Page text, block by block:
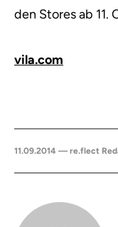
den Stores ab 11.
vila.com
11.09.2014 — re.flect